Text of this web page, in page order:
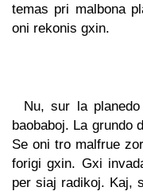
temas pri malbona
oni rekonis gxin.
Nu, sur la
baobaboj. La grundo
Se oni tro malfrue
forigi gxin. Gxi
per siaj radikoj. Kaj,